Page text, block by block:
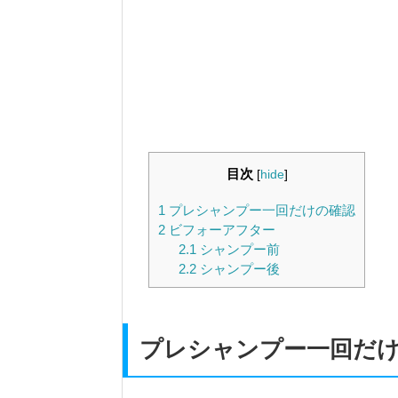
目次 [hide]
1 プレシャンプー一回だけの確認
2 ビフォーアフター
2.1 シャンプー前
2.2シャンプー後
プレシャンプー一回だ